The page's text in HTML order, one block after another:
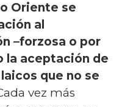
Oriente se
al
–forzosa o por
la aceptación de
que no se
vez más